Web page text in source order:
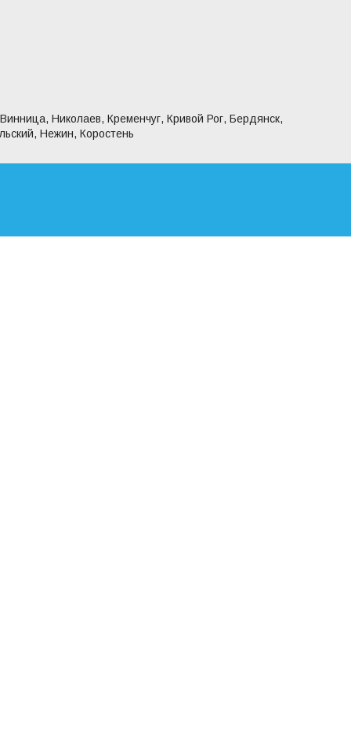
Николаев, Кременчуг, Кривой Рог, Бердянск,
Нежин, Коростень